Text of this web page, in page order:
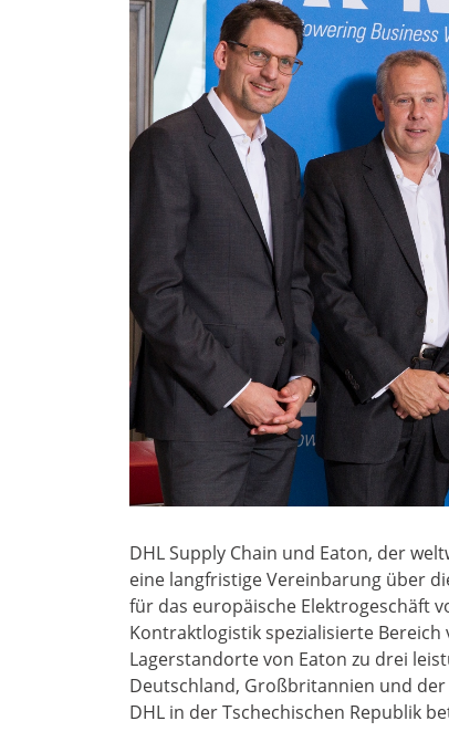
DHL Supply Chain und Eaton, der
eine langfristige Vereinbarung über
für das europäische Elektrogeschäft
Kontraktlogistik spezialisierte
Lagerstandorte von Eaton zu drei
Deutschland, Großbritannien und
DHL in der Tschechischen Republik